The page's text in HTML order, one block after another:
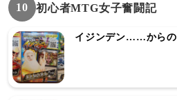
10 初心者MTG女子奮闘記
イジンデン……から